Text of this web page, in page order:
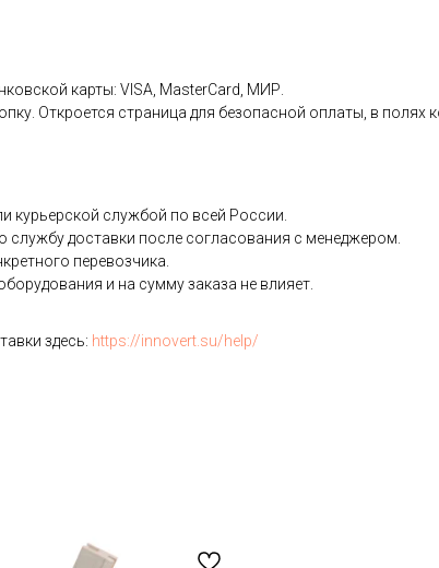
карты: VISA, MasterCard, МИР.
Откроется страница для безопасной оплаты, в полях
курьерской службой по всей России.
доставки после согласования с менеджером.
перевозчика.
и на сумму заказа не влияет.
здесь: https://innovert.su/help/